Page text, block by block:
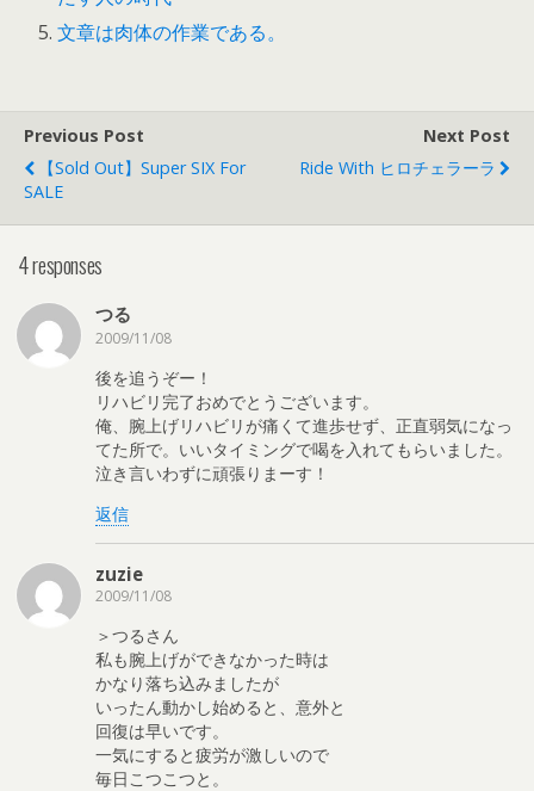
文章は肉体の作業である。
Previous Post
【sold Out】Super SIX For
SALE
Next Post
Ride With ヒロチェラーラ
4 responses
つる
2009/11/08
後を追うぞー！
リハビリ完了おめでとうございます。
俺、腕上げリハビリが痛くて進歩せず、正直弱気になっ
てた所で。いいタイミングで喝を入れてもらいました。
泣き言いわずに頑張りまーす！
返信
zuzie
2009/11/08
＞つるさん
私も腕上げができなかった時は
かなり落ち込みましたが
いったん動かし始めると、意外と
回復は早いです。
一気にすると疲労が激しいので
毎日こつこつと。